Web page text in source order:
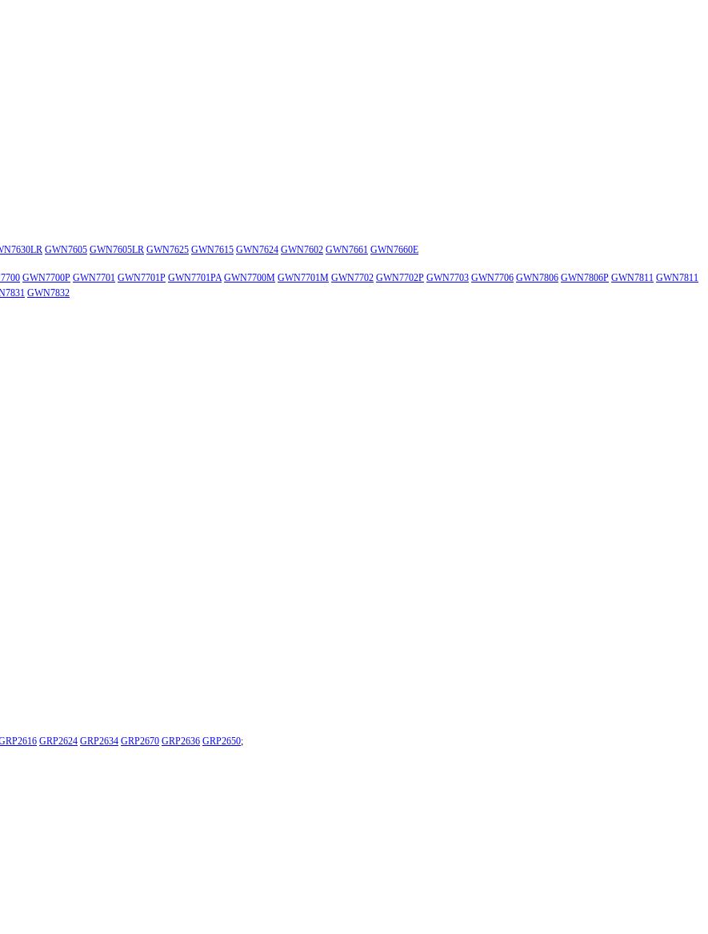
GWN7605 GWN7605LR GWN7625 GWN7615 GWN7624 GWN7602 GWN7661 GWN7660E
GWN7700P GWN7701 GWN7701P GWN7701PA GWN7700M GWN7701M GWN7702 GWN7702P GWN7703 GWN7706 GWN7806 GWN7806P GWN7811 GWN7811
GWN7832
GRP2624 GRP2634 GRP2670 GRP2636 GRP2650;